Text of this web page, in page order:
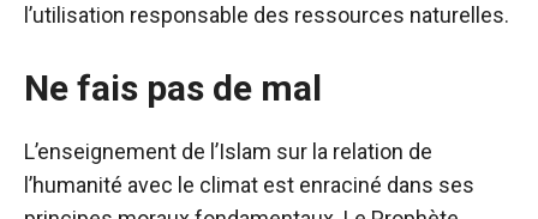
l’utilisation responsable des ressources naturelles.
Ne fais pas de mal
L’enseignement de l’Islam sur la relation de
l’humanité avec le climat est enraciné dans ses